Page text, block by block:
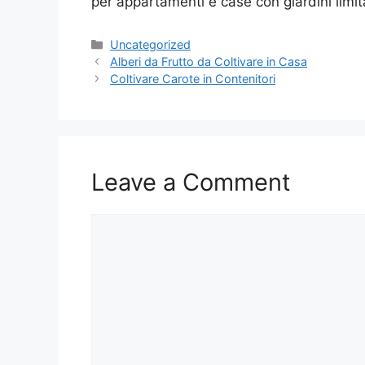
Categories
Uncategorized
Alberi da Frutto da Coltivare in Casa
Coltivare Carote in Contenitori
Leave a Comment